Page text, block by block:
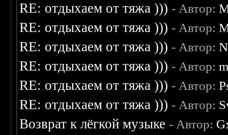
RE: отдыхаем от тяжа ))) - Автор:
RE: отдыхаем от тяжа ))) - Автор:
RE: отдыхаем от тяжа ))) - Автор:
RE: отдыхаем от тяжа ))) - Автор:
RE: отдыхаем от тяжа ))) - Автор:
RE: отдыхаем от тяжа ))) - Автор:
Возврат к лёгкой музыке - Автор: